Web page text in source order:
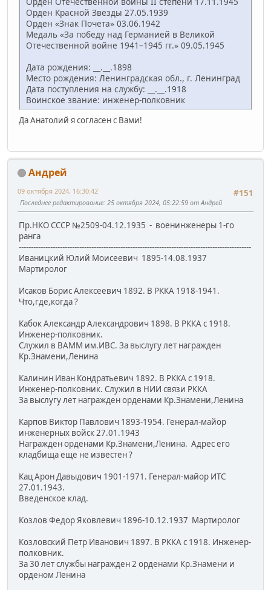
Орден Красной Звезды 27.05.1939
Орден «Знак Почета» 03.06.1942
Медаль «За победу над Германией в Великой
Отечественной войне 1941–1945 гг.» 09.05.1945
Дата рождения: __.__.1898
Место рождения: Ленинградская обл., г. Ленинград
Дата поступления на службу: __.__.1918
Воинское звание: инженер-полковник
Да Анатолий я согласен с Вами!
Андрей
#151
09 октября 2024, 16:30:42
Последнее редактирование: 25 октября 2024, 05:22:59 от Андрей
Пр.НКО СССР №2509-04.12.1935 - военинженеры 1-го
ранга
------------------------------------------------------------------------------------------------
Иваницкий Юлий Моисеевич 1895-14.08.1937
Мартиролог
Исаков Борис Алексеевич 1892. В РККА 1918-1941.
Что,где,когда ?
Кабок Александр Александрович 1898. В РККА с 1918.
Инженер-полковник.
Служил в ВАММ им.ИВС. За выслугу лет награжден
Кр.Знамени,Ленина
Калинин Иван Кондратьевич 1892. В РККА с 1918.
Инженер-полковник. Служил в НИИ связи РККА
За выслугу лет награжден орденами Кр.Знамени,Ленина
Карпов Виктор Павлович 1893-1954. Генерал-майор
инженерных войск 27.01.1943
Награжден орденами Кр.Знамени,Ленина. Адрес его
кладбища еще не известен ?
Кац Арон Давыдович 1901-1971. Генерал-майор ИТС
27.01.1943.
Введенское клад.
Козлов Федор Яковлевич 1896-10.12.1937 Мартиролог
Козловский Петр Иванович 1897. В РККА с 1918. Инженер-
полковник.
За 30 лет службы награжден 2 орденами Кр.Знамени и
орденом Ленина